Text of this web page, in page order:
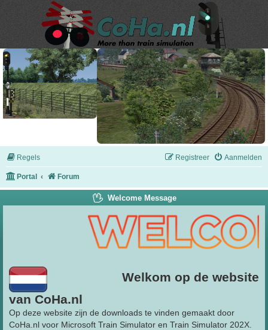
Regels Aanmelden
Registreer
Portal Forum
Welcome Message
Welkom op de website
van CoHa.nl
Op deze website zijn de downloads te vinden gemaakt door
CoHa.nl voor Microsoft Train Simulator en Train Simulator 202X.